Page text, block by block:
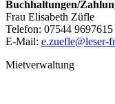
Buchhaltungen/
Frau Elisabeth Züfle
Telefon: 07544 9697615
E-Mail: e.zuefle@leser-
Mietverwaltung